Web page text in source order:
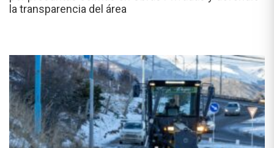
la transparencia del área